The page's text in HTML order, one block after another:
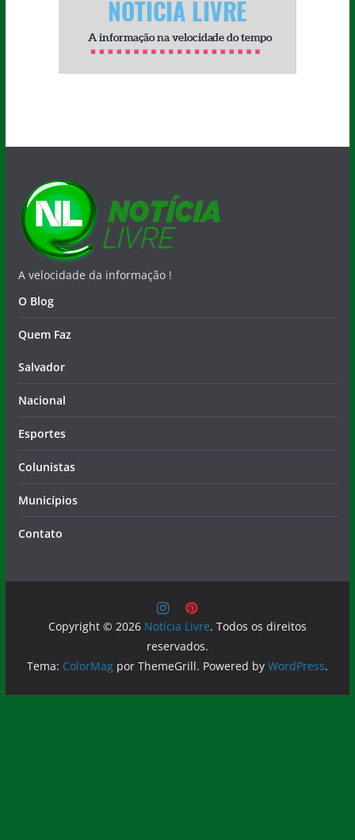
A velocidade da informação !
O Blog
Quem Faz
Salvador
Nacional
Esportes
Colunistas
Municípios
Contato
Copyright © 2026 Notícia Livre. Todos os direitos
reservados.
Tema: ColorMagpor ThemeGrill. Powered by WordPress.